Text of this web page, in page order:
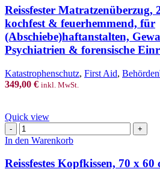
x
90
x
12
cm,
&
feuerhemmend,
Gewahrsamszellen,
Psychiatrien
&
forensische
Einrichtungen
Reissfester Matratzenüberzug,
kochfest & feuerhemmend, für
(Abschiebe)haftanstalten,
Psychiatrien & forensische
Katastrophenschutz, First Aid,
349,00 € inkl. MwSt.
Quick view
Reissfestes
Kopfkissen,
x
In den Warenkorb
Reissfestes Kopfkissen, 70 x